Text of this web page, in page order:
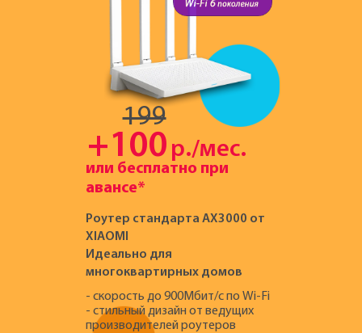
199
+100 р./мес.
или бесплатно при
авансе*
Роутер стандарта AX3000 от
XIAOMI
Идеально для
многоквартирных домов
- скорость до 900Мбит/c по Wi-Fi
- стильный дизайн от ведущих
производителей роутеров